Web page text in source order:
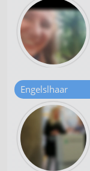
Engelslhaar